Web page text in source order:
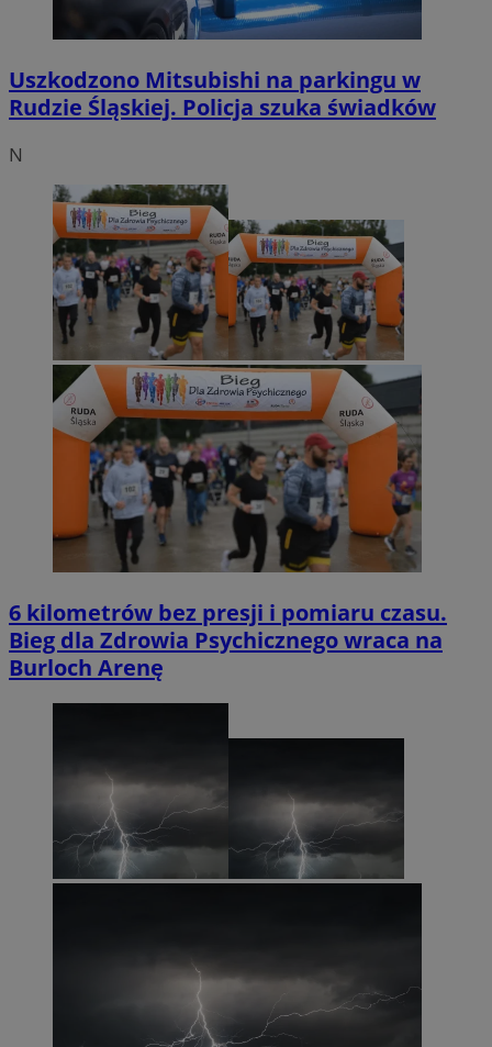
Uszkodzono Mitsubishi na parkingu w
Rudzie Śląskiej. Policja szuka świadków
N
6 kilometrów bez presji i pomiaru czasu.
Bieg dla Zdrowia Psychicznego wraca na
Burloch Arenę